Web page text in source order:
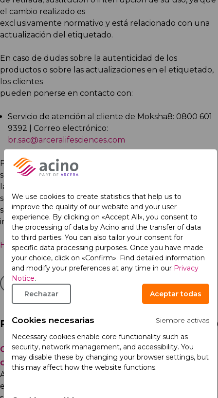
We use cookies to create statistics that help us to
improve the quality of our website and your user
experience. By clicking on «Accept All», you consent to
the processing of data by Acino and the transfer of data
to third parties. You can also tailor your consent for
specific data processing purposes. Once you have made
your choice, click on «Confirm». Find detailed information
and modify your preferences at any time in our Privacy
Notice.
Rechazar
Aceptar todas
Cookies necesarias
Siempre activas
Necessary cookies enable core functionality such as
security, network management, and accessibility. You
may disable these by changing your browser settings, but
this may affect how the website functions.
el cambio realizado es
exclusivamente normativo y está relacionado con una
actualización del etiquetado.
En caso de dudas sobre la autenticidad de los
productos o sobre las actualizaciones en el etiquetado,
los clientes
pueden ponerse en contacto con:
Servicio de atención al cliente de Moksha8: 0800 601
9392 | Correo electrónico:
br.sac@arceralifesciences.com
Por último, M8 reafirma su compromiso con la
seguridad, la calidad, el cumplimiento normativo y
la trazabilidad de sus productos, y agradece a todos los
socios y profesionales del
sector su comprensión.partners and professionals in the
industry for their understanding.
Haga clic para ver el documento original.
Related Articles
Comunicado por Robo de Medicamento, 29
de Julio de 2026
A nuestros clientes, profesionales de la salud y público
en general: Con el compromiso de salvaguardar la